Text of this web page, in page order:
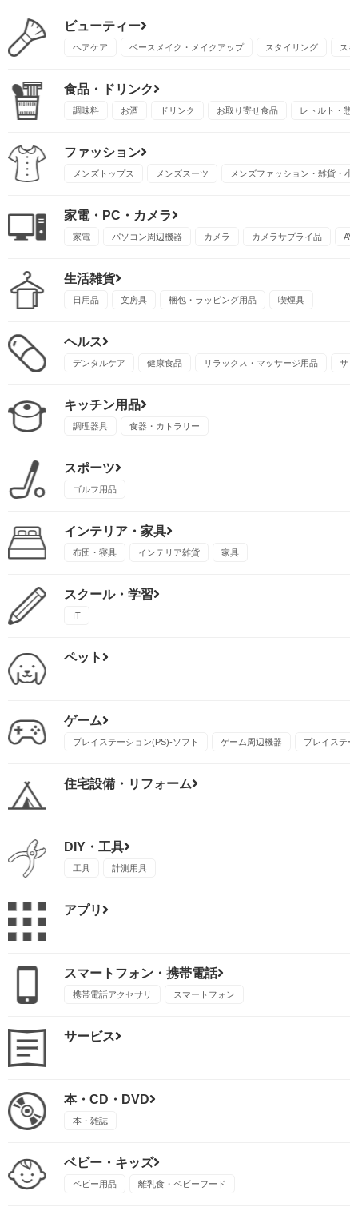
ビューティー
ヘアケア ベースメイク・メイクアップ スタイリング ス
食品・ドリンク
調味料 お酒 ドリンク お取り寄せ食品 レトルト・惣
ファッション
メンズトップス メンズスーツ メンズファッション・雑貨・小
家電・PC・カメラ
家電 パソコン周辺機器 カメラ カメラサプライ品 AV
生活雑貨
日用品 文房具 梱包・ラッピング用品 喫煙具
ヘルス
デンタルケア 健康食品 リラックス・マッサージ用品 サ
キッチン用品
調理器具 食器・カトラリー
スポーツ
ゴルフ用品
インテリア・家具
布団・寝具 インテリア雑貨 家具
スクール・学習
IT
ペット
ゲーム
プレイステーション(PS)-ソフト ゲーム周辺機器 プレイステ
住宅設備・リフォーム
DIY・工具
工具 計測用具
アプリ
スマートフォン・携帯電話
携帯電話アクセサリ スマートフォン
サービス
本・CD・DVD
本・雑誌
ベビー・キッズ
ベビー用品 離乳食・ベビーフード